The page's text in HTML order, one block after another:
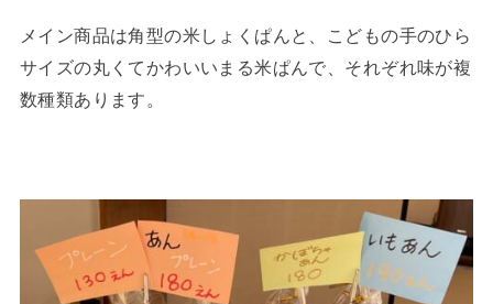
メイン商品は角型の米しょくぱんと、こどもの手のひら
サイズの丸くてかわいいまる米ぱんで、それぞれ味が複
数種類あります。